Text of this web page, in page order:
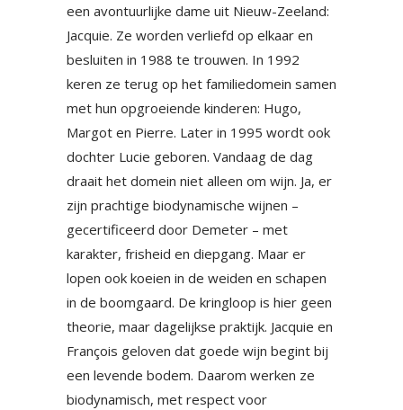
een avontuurlijke dame uit Nieuw-Zeeland:
Jacquie. Ze worden verliefd op elkaar en
besluiten in 1988 te trouwen. In 1992
keren ze terug op het familiedomein samen
met hun opgroeiende kinderen: Hugo,
Margot en Pierre. Later in 1995 wordt ook
dochter Lucie geboren. Vandaag de dag
draait het domein niet alleen om wijn. Ja, er
zijn prachtige biodynamische wijnen –
gecertificeerd door Demeter – met
karakter, frisheid en diepgang. Maar er
lopen ook koeien in de weiden en schapen
in de boomgaard. De kringloop is hier geen
theorie, maar dagelijkse praktijk. Jacquie en
François geloven dat goede wijn begint bij
een levende bodem. Daarom werken ze
biodynamisch, met respect voor